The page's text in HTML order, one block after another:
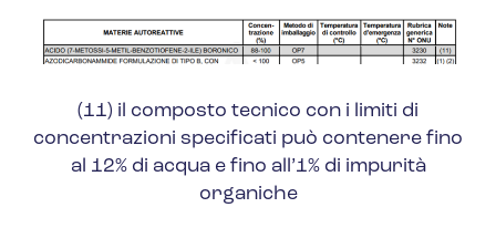
(11) il composto tecnico con i limiti di
concentrazioni specificati può contenere fino
al 12% di acqua e fino all’1% di impurità
organiche